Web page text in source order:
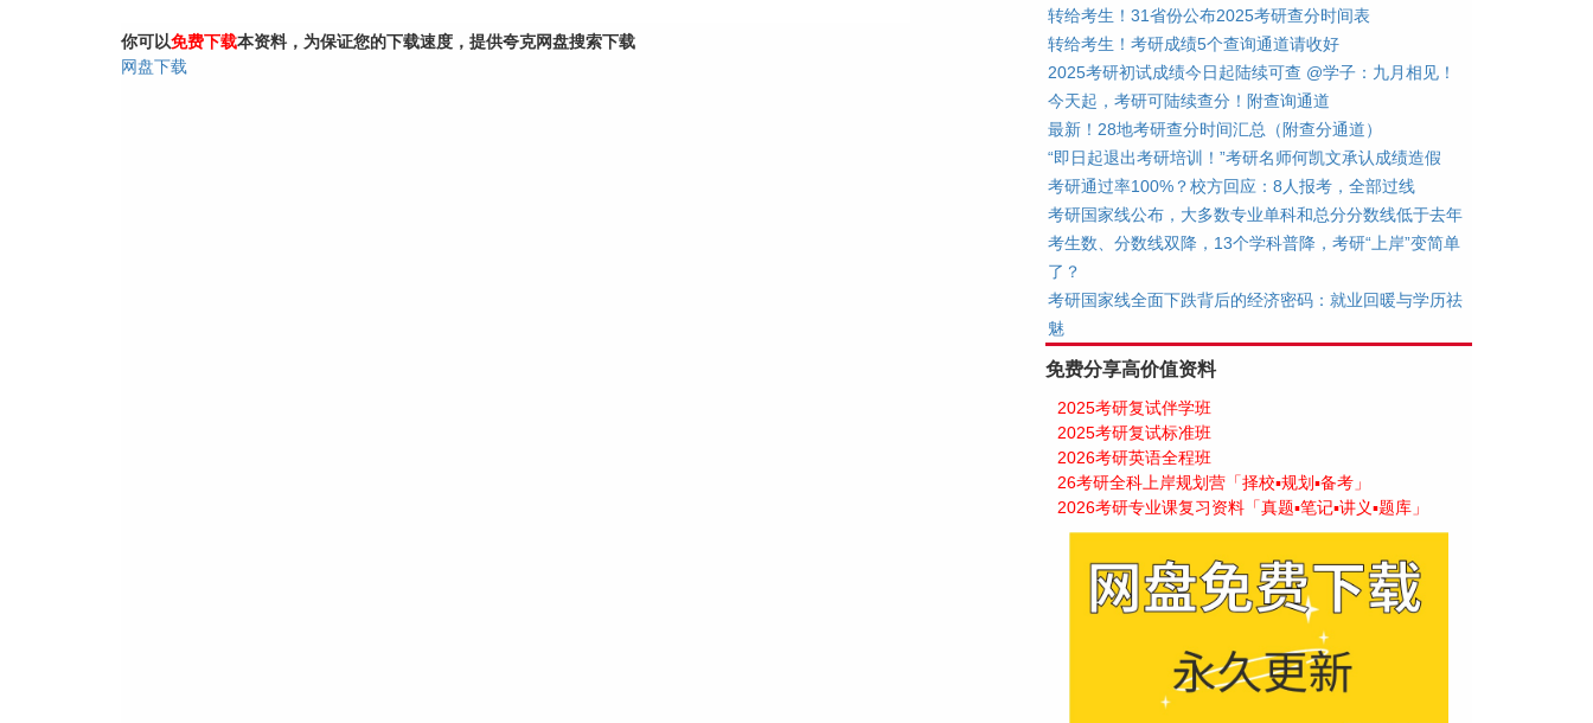
你可以免费下载本资料，为保证您的下载速度，提供夸克网盘搜索下载
网盘下载
转给考生！31省份公布2025考研查分时间表
转给考生！考研成绩5个查询通道请收好
2025考研初试成绩今日起陆续可查 @学子：九月相见！
今天起，考研可陆续查分！附查询通道
最新！28地考研查分时间汇总（附查分通道）
“即日起退出考研培训！”考研名师何凯文承认成绩造假
考研通过率100%？校方回应：8人报考，全部过线
考研国家线公布，大多数专业单科和总分分数线低于去年
考生数、分数线双降，13个学科普降，考研“上岸”变简单
了？
考研国家线全面下跌背后的经济密码：就业回暖与学历祛
魅
免费分享高价值资料
2025考研复试伴学班
2025考研复试标准班
2026考研英语全程班
26考研全科上岸规划营「择校▪规划▪备考」
2026考研专业课复习资料「真题▪笔记▪讲义▪题库」